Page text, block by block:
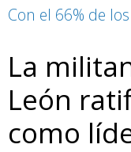
Con el 66% de
La
León
como